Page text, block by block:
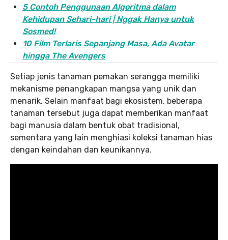
5 Contoh Penggunaan Algoritma dalam
Kehidupan Sehari-hari | Nggak Hanya untuk
Sosmed!
10 Film Terlaris Sepanjang Masa, Ada Avatar
hingga The Avengers
Setiap jenis tanaman pemakan serangga memiliki
mekanisme penangkapan mangsa yang unik dan
menarik. Selain manfaat bagi ekosistem, beberapa
tanaman tersebut juga dapat memberikan manfaat
bagi manusia dalam bentuk obat tradisional,
sementara yang lain menghiasi koleksi tanaman hias
dengan keindahan dan keunikannya.